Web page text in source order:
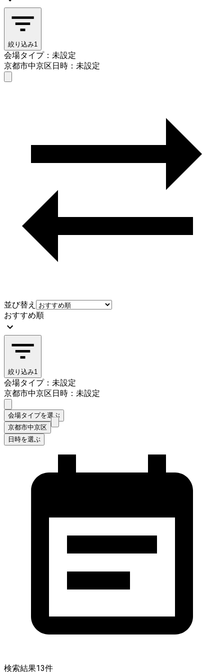
絞り込み1
会場タイプ：未設定
京都市中京区日時：未設定
並び替え
おすすめ順
絞り込み1
会場タイプ：未設定
京都市中京区日時：未設定
会場タイプを選ぶ
京都市中京区
日時を選ぶ
検索結果13件